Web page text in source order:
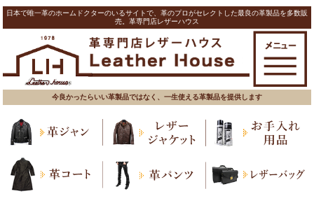
日本で唯一革のホームドクターのいるサイトで、革のプロがセレクトした最良の革製品を多数販
売。革専門店レザーハウス
今良かったらいい革製品ではなく、一生使える革製品を提供します